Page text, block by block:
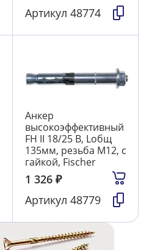
Артикул 48774
Анкер
высокоэффективный
FH II 18/25 В, Lобщ
135мм, резьба М12, с
гайкой, Fischer
1 326 ₽
Артикул 48779